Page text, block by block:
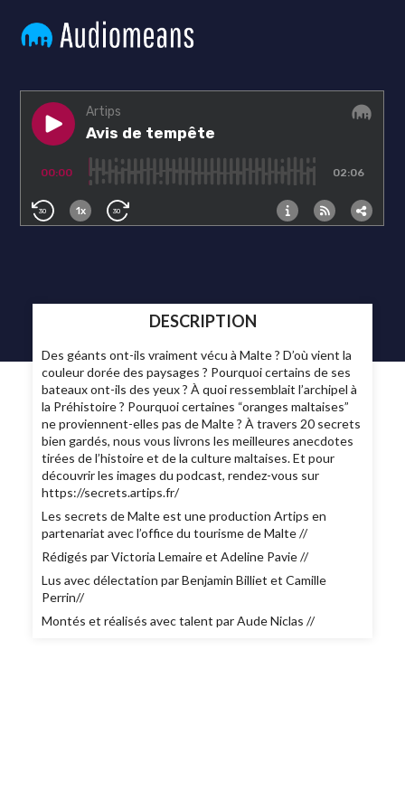
DESCRIPTION
Des géants ont-ils vraiment vécu à Malte ? D’où vient la
couleur dorée des paysages ? Pourquoi certains de ses
bateaux ont-ils des yeux ? À quoi ressemblait l’archipel à
la Préhistoire ? Pourquoi certaines “oranges maltaises”
ne proviennent-elles pas de Malte ? À travers 20 secrets
bien gardés, nous vous livrons les meilleures anecdotes
tirées de l’histoire et de la culture maltaises. Et pour
découvrir les images du podcast, rendez-vous sur
https://secrets.artips.fr/
Les secrets de Malte est une production Artips en
partenariat avec l’office du tourisme de Malte //
Rédigés par Victoria Lemaire et Adeline Pavie //
Lus avec délectation par Benjamin Billiet et Camille
Perrin//
Montés et réalisés avec talent par Aude Niclas //